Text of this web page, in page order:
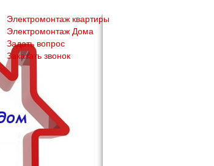
Электромонтаж квартиры
Электромонтаж Дома
Задать вопрос
Заказать звонок